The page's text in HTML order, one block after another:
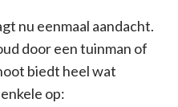
nu eenmaal aandacht.
door een tuinman of
biedt heel wat
op: